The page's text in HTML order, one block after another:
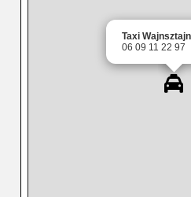
Taxi
06 09 11 22 97